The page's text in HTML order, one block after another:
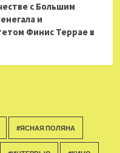
с Большим
и
Финис Террае в
#ЯСНАЯ ПОЛЯНА